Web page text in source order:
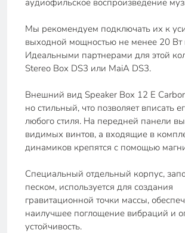
аудиофильское воспроизведение
Мы рекомендуем подключать их к
выходной мощностью не менее 20 Вт
Идеальными партнерами для этой
Stereo Box DS3 или MaiA DS3.
Внешний вид Speaker Box 12 E
но стильный, что позволяет вписать
любого стиля. На передней панели
видимых винтов, а входящие в
динамиков крепятся с помощью
Специальный отдельный корпус,
песком, используется для создания
гравитационной точки массы,
наилучшее поглощение вибраций и
устойчивость.